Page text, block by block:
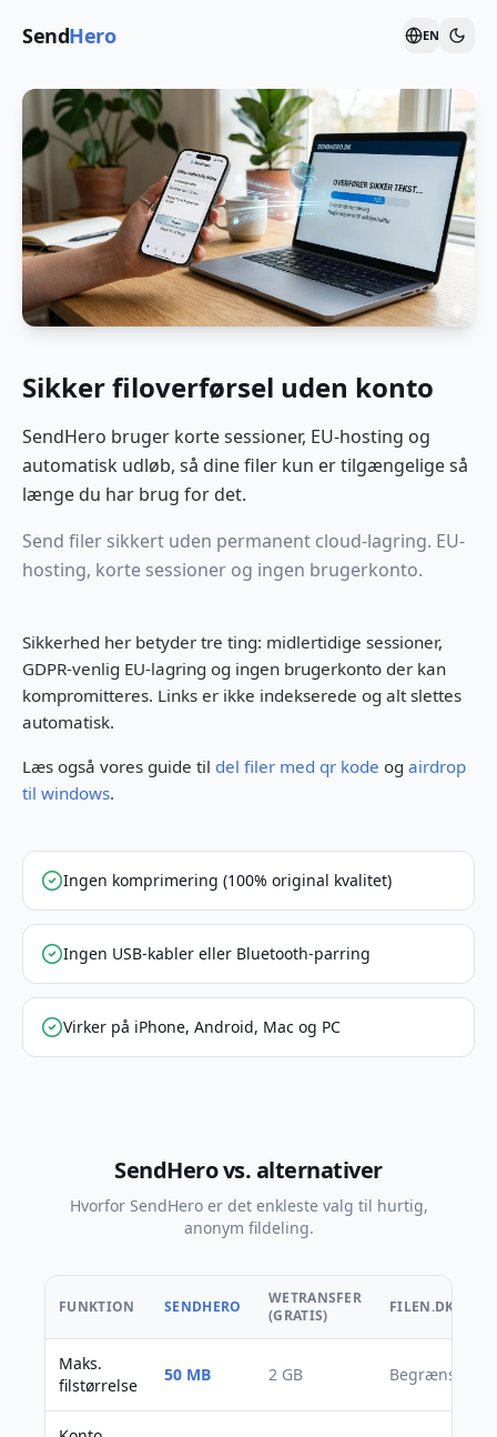
SendHero EN
Sikker filoverførsel uden konto
SendHero bruger korte sessioner, EU-hosting og
automatisk udløb, så dine filer kun er tilgængelige så
længe du har brug for det.
Send filer sikkert uden permanent cloud-lagring. EU-
hosting, korte sessioner og ingen brugerkonto.
Sikkerhed her betyder tre ting: midlertidige sessioner,
GDPR-venlig EU-lagring og ingen brugerkonto der kan
kompromitteres. Links er ikke indekserede og alt slettes
automatisk.
Læs også vores guide til del filer med qr kode og airdrop
til windows.
Ingen komprimering (100% original kvalitet)
Ingen USB-kabler eller Bluetooth-parring
Virker på iPhone, Android, Mac og PC
SendHero vs. alternativer
Hvorfor SendHero er det enkleste valg til hurtig,
anonym fildeling.
FUNKTION SENDHERO
WETRANSFER
(GRATIS)
FILEN.DK
Maks.
filstørrelse
50 MB 2 GB Begrænset